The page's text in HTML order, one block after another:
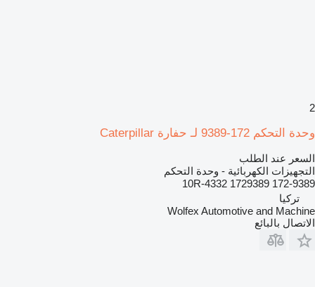
2
وحدة التحكم 172-9389 لـ حفارة Caterpillar
السعر عند الطلب
التجهيزات الكهربائية - وحدة التحكم
172-9389 1729389 10R-4332
تركيا
Wolfex Automotive and Machine
الاتصال بالبائع